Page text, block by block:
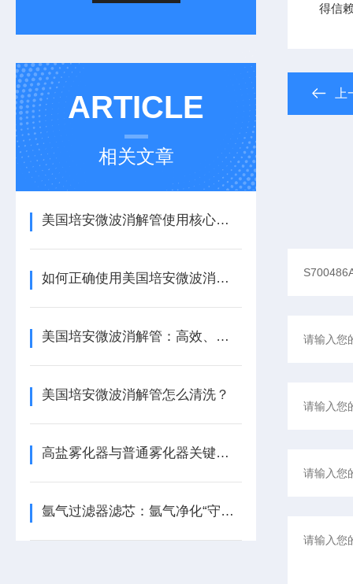
ARTICLE
相关文章
美国培安微波消解管使用核心注意事项
如何正确使用美国培安微波消解管进行样品消解？
美国培安微波消解管：高效、安全且环保的样品前处理解决方案
美国培安微波消解管怎么清洗？
高盐雾化器与普通雾化器关键差异解析
氩气过滤器滤芯：氩气净化“守门人”，保障精密工艺品质
得信